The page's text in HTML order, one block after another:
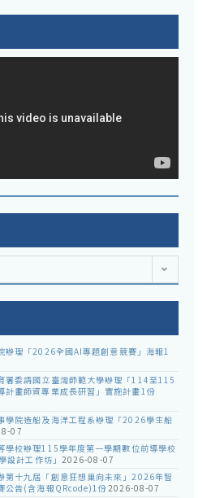
辦理「2026全國AI專題創意競賽」海報1
署委請國立臺灣師範大學辦理「114至115
計畫師資專業成長研習」實施計畫1份
學院造船及海洋工程系辦理「2026學生船
07
學校辦理115學年度第一學期數位前導學校
設計工作坊」 2026-08-07
第十九屆「創意狂想巢向未來」2026年智
公告(含海報QRcode)1份2026-08-07